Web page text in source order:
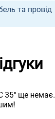
та провід
35" ще немає.